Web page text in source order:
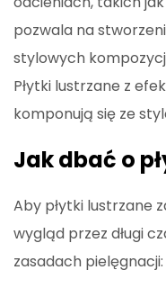
pozwala na
stylowych
Płytki lustrzane z
komponują się ze
Jak dbać o
Aby płytki lustrzane
wygląd przez długi
zasadach pielęgnacji: